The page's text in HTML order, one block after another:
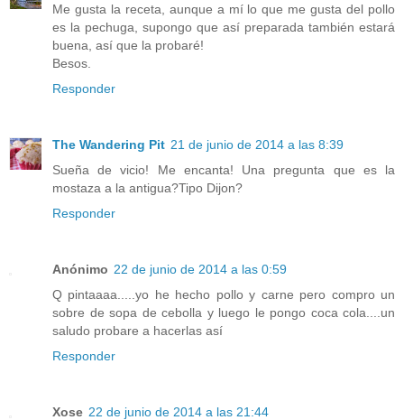
Me gusta la receta, aunque a mí lo que me gusta del pollo
es la pechuga, supongo que así preparada también estará
buena, así que la probaré!
Besos.
Responder
The Wandering Pit 21 de junio de 2014 a las 8:39
Sueña de vicio! Me encanta! Una pregunta que es la
mostaza a la antigua?Tipo Dijon?
Responder
Anónimo 22 de junio de 2014 a las 0:59
Q pintaaaa.....yo he hecho pollo y carne pero compro un
sobre de sopa de cebolla y luego le pongo coca cola....un
saludo probare a hacerlas así
Responder
Xose 22 de junio de 2014 a las 21:44